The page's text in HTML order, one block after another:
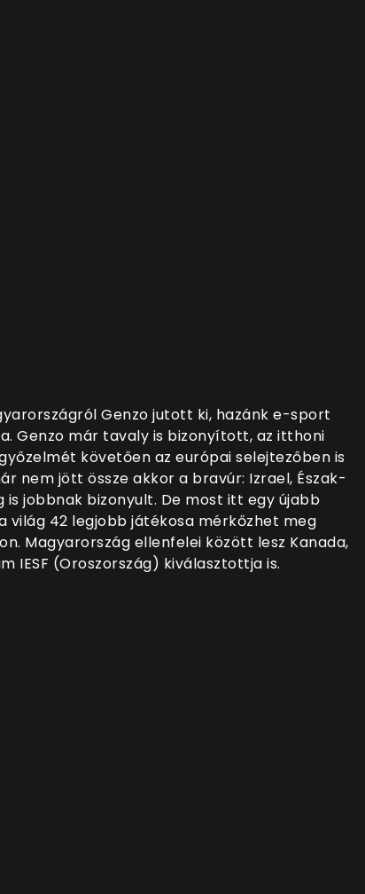
Genzo jutott ki, hazánk e-sport
Genzo már tavaly is bizonyított, az itthoni
követően az európai selejtezőben is
nem jött össze akkor a bravúr: Izrael, Észak-
is jobbnak bizonyult. De most itt egy újabb
világ 42 legjobb játékosa mérkőzhet meg
Magyarország ellenfelei között lesz Kanada,
IESF (Oroszország) kiválasztottja is.